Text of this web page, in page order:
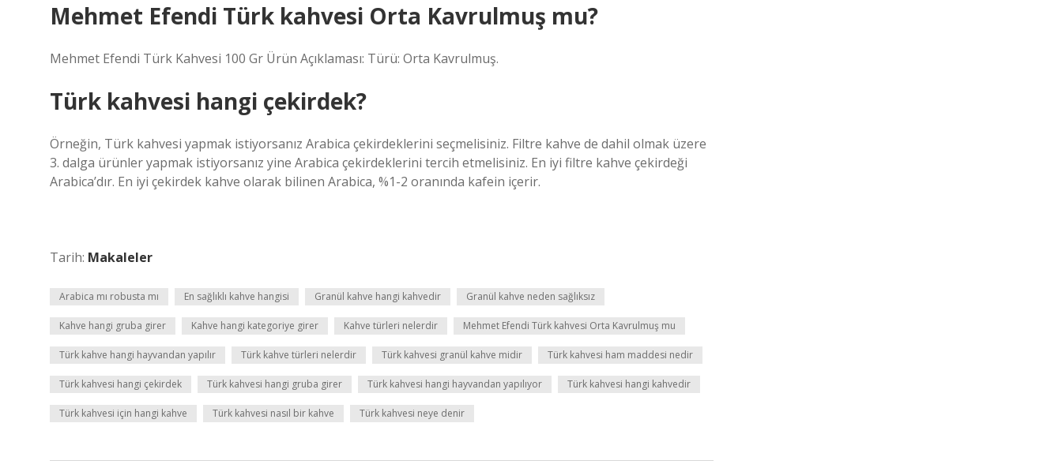
Mehmet Efendi Türk kahvesi Orta Kavrulmuş mu?
Mehmet Efendi Türk Kahvesi 100 Gr Ürün Açıklaması: Türü: Orta Kavrulmuş.
Türk kahvesi hangi çekirdek?
Örneğin, Türk kahvesi yapmak istiyorsanız Arabica çekirdeklerini seçmelisiniz. Filtre kahve de dahil olmak üzere
3. dalga ürünler yapmak istiyorsanız yine Arabica çekirdeklerini tercih etmelisiniz. En iyi filtre kahve çekirdeği
Arabica’dır. En iyi çekirdek kahve olarak bilinen Arabica, %1-2 oranında kafein içerir.
Tarih: Makaleler
Arabica mı robusta mı En sağlıklı kahve hangisi Granül kahve hangi kahvedir Granül kahve neden sağlıksız
Kahve hangi gruba girer Kahve hangi kategoriye girer Kahve türleri nelerdir Mehmet Efendi Türk kahvesi Orta Kavrulmuş mu
Türk kahve hangi hayvandan yapılır Türk kahve türleri nelerdir Türk kahvesi granül kahve midir Türk kahvesi ham maddesi nedir
Türk kahvesi hangi çekirdek Türk kahvesi hangi gruba girer Türk kahvesi hangi hayvandan yapılıyor Türk kahvesi hangi kahvedir
Türk kahvesi için hangi kahve Türk kahvesi nasıl bir kahve Türk kahvesi neye denir